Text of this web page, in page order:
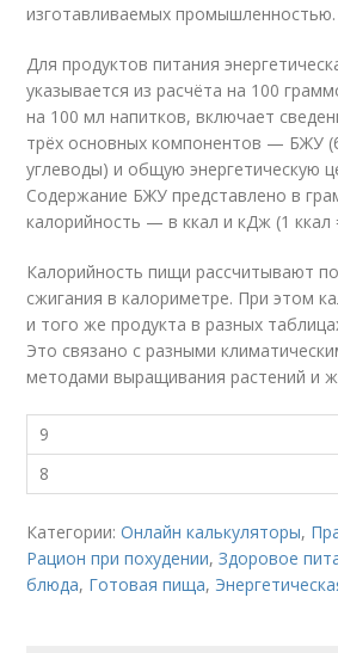
изготавливаемых промышленностью.
Для продуктов питания
указывается из расчёта на 100
на 100 мл напитков, включает
трёх основных компонентов — БЖУ
углеводы) и общую энергетическую
Содержание БЖУ представлено в
калорийность — в ккал и кДж (1 ккал
Калорийность пищи рассчитывают
сжигания в калориметре. При этом
и того же продукта в разных
Это связано с разными
методами выращивания растений и
9
8
Категории:Онлайн калькуляторы,
Рацион при похудении,Здоровое
блюда, Готовая пища,